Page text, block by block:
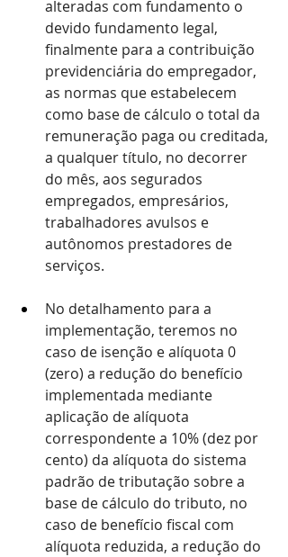
alteradas com fundamento o
devido fundamento legal,
finalmente para a contribuição
previdenciária do empregador,
as normas que estabelecem
como base de cálculo o total da
remuneração paga ou creditada,
a qualquer título, no decorrer
do mês, aos segurados
empregados, empresários,
trabalhadores avulsos e
autônomos prestadores de
serviços.
No detalhamento para a
implementação, teremos no
caso de isenção e alíquota 0
(zero) a redução do benefício
implementada mediante
aplicação de alíquota
correspondente a 10% (dez por
cento) da alíquota do sistema
padrão de tributação sobre a
base de cálculo do tributo, no
caso de benefício fiscal com
alíquota reduzida, a redução do